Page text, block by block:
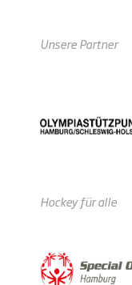
Unsere Partner
Hockey für alle